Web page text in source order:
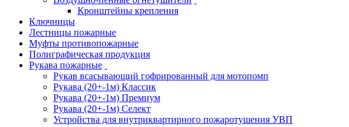
Кронштейны крепления
Ключницы
Лестницы пожарные
Муфты противопожарные
Полиграфическая продукция
Рукава пожарные
Рукав всасывающий гофрированный для мотопомп
Рукава (20+-1м) Классик
Рукава (20+-1м) Премиум
Рукава (20+-1м) Селект
Устройства для внутриквартирного пожаротушения УВП